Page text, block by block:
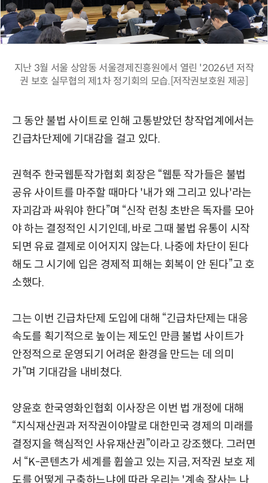
지난 3월 서울 상암동 서울경제진흥원에서 열린 '2026년 저작
권 보호 실무협의 제1차 정기회의 모습.[저작권보호원 제공]
그 동안 불법 사이트로 인해 고통받았던 창작업계에서는
긴급차단제에 기대감을 걸고 있다.
권혁주 한국웹툰작가협회 회장은 “웹툰 작가들은 불법
공유 사이트를 마주할 때마다 '내가 왜 그리고 있나'라는
자괴감과 싸워야 한다”며 “신작 런칭 초반은 독자를 모아
야 하는 결정적인 시기인데, 바로 그때 불법 유통이 시작
되면 유료 결제로 이어지지 않는다. 나중에 차단이 된다
해도 그 시기에 입은 경제적 피해는 회복이 안 된다”고 호
소했다.
그는 이번 긴급차단제 도입에 대해 “긴급차단제는 대응
속도를 획기적으로 높이는 제도인 만큼 불법 사이트가
안정적으로 운영되기 어려운 환경을 만드는 데 의미
가”며 기대감을 내비쳤다.
양윤호 한국영화인협회 이사장은 이번 법 개정에 대해
“지식재산권과 저작권이야말로 대한민국 경제의 미래를
결정지을 핵심적인 사유재산권”이라고 강조했다. 그러면
서 “K-콘텐츠가 세계를 휩쓸고 있는 지금, 저작권 보호 제
도를 어떻게 구축하느냐에 따라 우리는 '계속 잘사는 나